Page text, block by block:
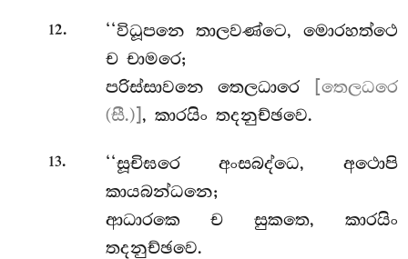
12.
‘‘විධූපනෙ තාලවණ්ටෙ, මොරහත්ථෙ
ච චාමරෙ;
පරිස්සාවනෙ තෙලධාරෙ
[තෙලධරෙ
(සී.)] , කාරයිං තදනුච්ඡවෙ.
13.
‘‘සූචිඝරෙ අංසබද්ධෙ, අථොපි
කායබන්ධනෙ;
ආධාරකෙ ච සුකතෙ, කාරයිං
තදනුච්ඡවෙ.